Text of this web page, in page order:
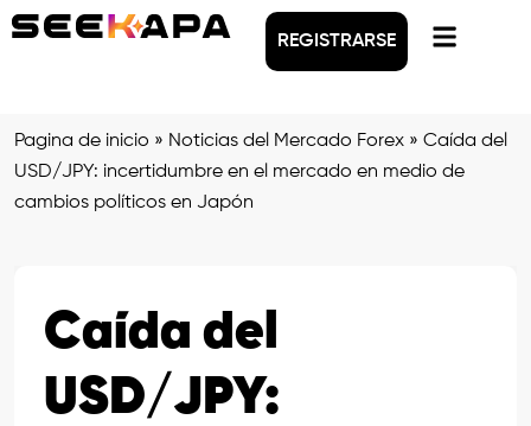
REGISTRARSE
Pagina de inicio » Noticias del Mercado Forex » Caída del
USD/JPY: incertidumbre en el mercado en medio de
cambios políticos en Japón
Caída del
USD/JPY: